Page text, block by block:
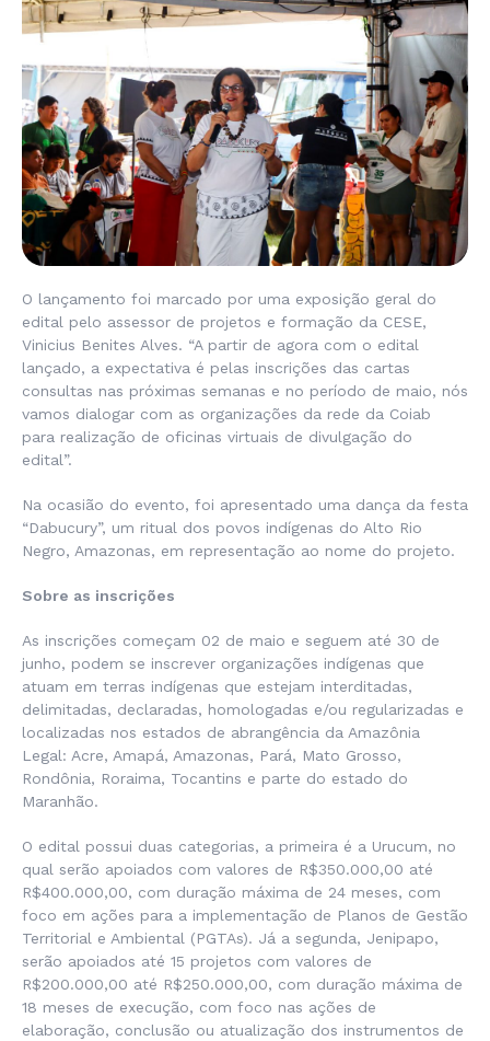
O lançamento foi marcado por uma exposição geral do
edital pelo assessor de projetos e formação da CESE,
Vinicius Benites Alves. “A partir de agora com o edital
lançado, a expectativa é pelas inscrições das cartas
consultas nas próximas semanas e no período de maio, nós
vamos dialogar com as organizações da rede da Coiab
para realização de oficinas virtuais de divulgação do
edital”.
Na ocasião do evento, foi apresentado uma dança da festa
“Dabucury”, um ritual dos povos indígenas do Alto Rio
Negro, Amazonas, em representação ao nome do projeto.
Sobre as inscrições
As inscrições começam 02 de maio e seguem até 30 de
junho, podem se inscrever organizações indígenas que
atuam em terras indígenas que estejam interditadas,
delimitadas, declaradas, homologadas e/ou regularizadas e
localizadas nos estados de abrangência da Amazônia
Legal: Acre, Amapá, Amazonas, Pará, Mato Grosso,
Rondônia, Roraima, Tocantins e parte do estado do
Maranhão.
O edital possui duas categorias, a primeira é a Urucum, no
qual serão apoiados com valores de R$350.000,00 até
R$400.000,00, com duração máxima de 24 meses, com
foco em ações para a implementação de Planos de Gestão
Territorial e Ambiental (PGTAs). Já a segunda, Jenipapo,
serão apoiados até 15 projetos com valores de
R$200.000,00 até R$250.000,00, com duração máxima de
18 meses de execução, com foco nas ações de
elaboração, conclusão ou atualização dos instrumentos de